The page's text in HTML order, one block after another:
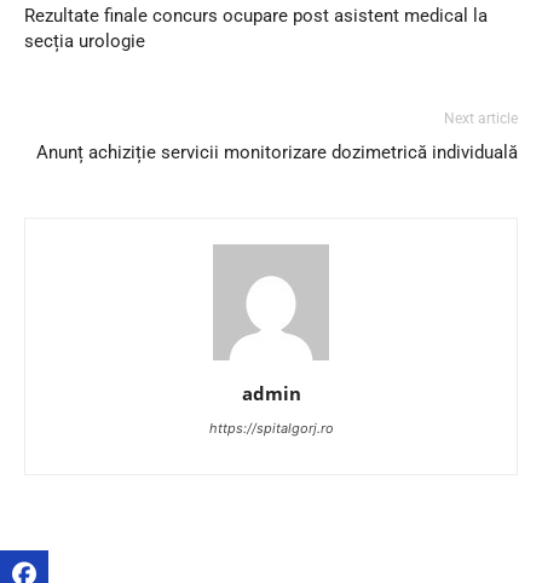
Rezultate finale concurs ocupare post asistent medical la
secția urologie
Next article
Anunț achiziție servicii monitorizare dozimetrică individuală
admin
https://spitalgorj.ro